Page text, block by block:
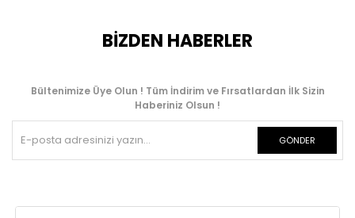
BİZDEN HABERLER
Bültenimize Üye Olun ! Tüm İndirim ve Fırsatlardan İlk Sizin
Haberiniz Olsun !
GÖNDER